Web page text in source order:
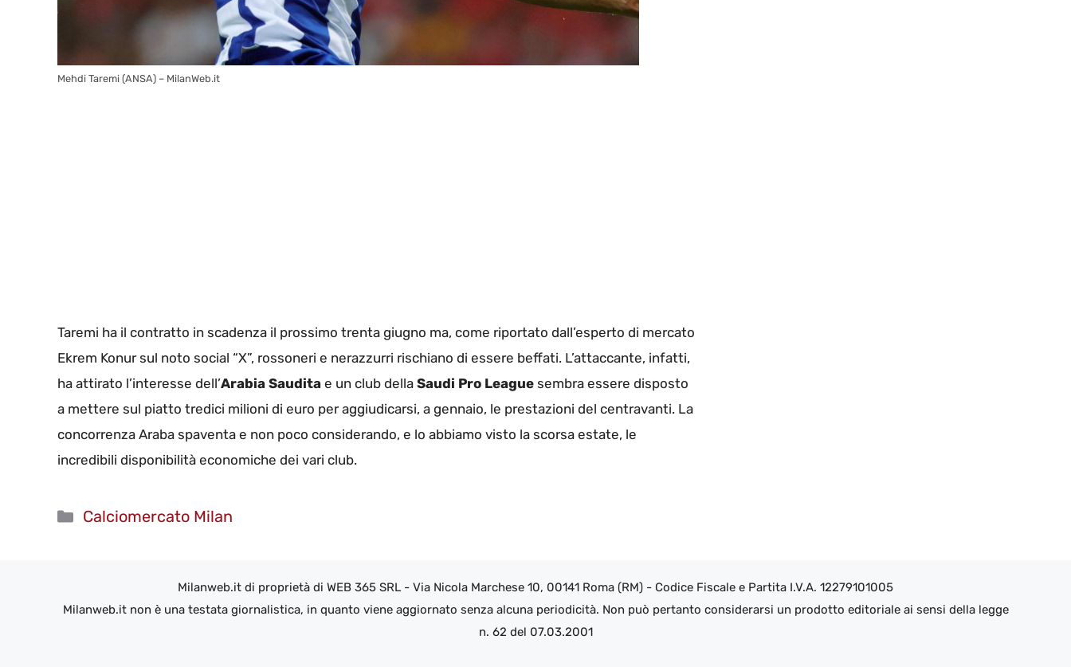
Mehdi Taremi (ANSA) – MilanWeb.it
Taremi ha il contratto in scadenza il prossimo trenta giugno ma, come riportato dall’esperto di mercato
Ekrem Konur sul noto social “X”, rossoneri e nerazzurri rischiano di essere beffati. L’attaccante, infatti,
ha attirato l’interesse dell’Arabia Saudita e un club della Saudi Pro League sembra essere disposto
a mettere sul piatto tredici milioni di euro per aggiudicarsi, a gennaio, le prestazioni del centravanti. La
concorrenza Araba spaventa e non poco considerando, e lo abbiamo visto la scorsa estate, le
incredibili disponibilità economiche dei vari club.
Categorie
Calciomercato Milan
Milanweb.it di proprietà di WEB 365 SRL - Via Nicola Marchese 10, 00141 Roma (RM) - Codice Fiscale e Partita I.V.A. 12279101005
Milanweb.it non è una testata giornalistica, in quanto viene aggiornato senza alcuna periodicità. Non può pertanto considerarsi un prodotto editoriale ai sensi della legge
n. 62 del 07.03.2001